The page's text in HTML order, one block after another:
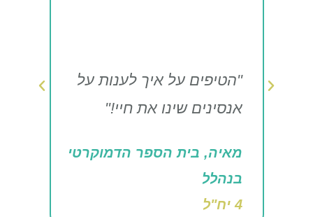
"הטיפים על איך לענות על
אנסינים שינו את חיי!"
מאיה, בית הספר הדמוקרטי
בנהלל
4 יח"ל